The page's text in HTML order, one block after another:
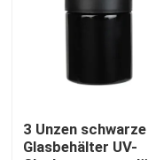
Glaskonzentrat-
3 Unzen schwarze
Glasbehälter UV-